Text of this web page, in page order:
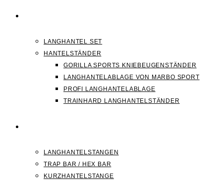
LANGHANTEL SET
HANTELSTÄNDER
GORILLA SPORTS KNIEBEUGENSTÄNDER
LANGHANTELABLAGE VON MARBO SPORT
PROFI LANGHANTELABLAGE
TRAINHARD LANGHANTELSTÄNDER
LANGHANTELSTANGEN
TRAP BAR / HEX BAR
KURZHANTELSTANGE